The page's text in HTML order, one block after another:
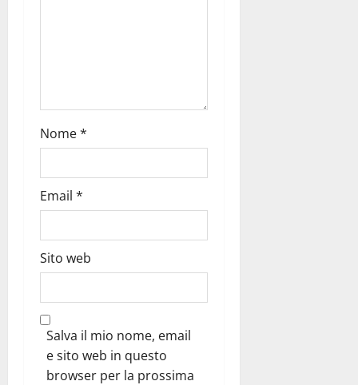
Nome*
Email *
Sito web
Salva il mio nome, email
e sito web in questo
browser per la prossima